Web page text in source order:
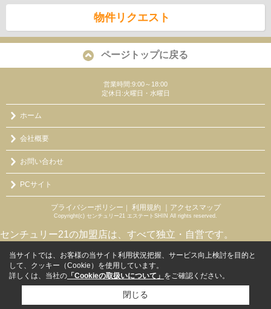
物件リクエスト
ページトップに戻る
営業時間:9:00～18:00
定休日:火曜日・水曜日
ホーム
会社概要
お問い合わせ
PCサイト
プライバシーポリシー ｜ 利用規約 ｜アクセスマップ
Copyright(c) センチュリー21 エステートSHIN All rights reserved.
センチュリー21の加盟店は、すべて独立・自営です。
当サイトでは、お客様の当サイト利用状況把握、サービス向上検討を目的と
して、クッキー（Cookie）を使用しています。
詳しくは、当社の 「Cookieの取扱いについて」 をご確認ください。
閉じる